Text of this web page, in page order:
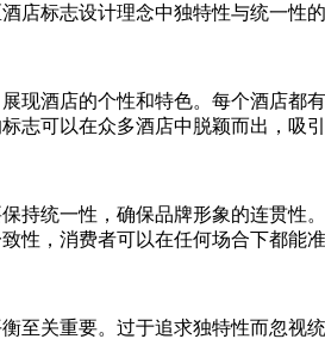
店标志设计理念中独特性与统一性
现酒店的个性和特色。每个酒店
志可以在众多酒店中脱颖而出，吸引
持统一性，确保品牌形象的连贯性
性，消费者可以在任何场合下都能
至关重要。过于追求独特性而忽